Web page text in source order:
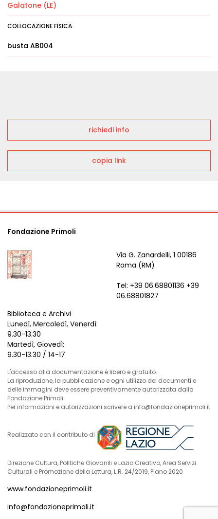
Galatone (LE)
COLLOCAZIONE FISICA
busta AB004
richiedi info
copia link
Fondazione Primoli
Via G. Zanardelli, 1 00186
Roma (RM)
Tel: +39 06.68801136 +39
06.68801827
Biblioteca e Archivi
Lunedì, Mercoledì, Venerdì:
9.30-13.30
Martedì, Giovedì:
9.30-13.30 / 14-17
L'accesso alla documentazione è libero e gratuito.
La riproduzione, la pubblicazione e ogni utilizzo dei documenti e
delle immagini deve essere preventivamente autorizzata dalla
Fondazione Primoli.
Per informazioni e autorizzazioni scrivere a info@fondazioneprimoli.it
Realizzato con il contributo di
Direzione Cultura, Politiche Giovanili e Lazio Creativo, Area Servizi
Culturali e Promozione della Lettura, L.R. 24/2019, Piano 2020
www.fondazioneprimoli.it
info@fondazioneprimoli.it